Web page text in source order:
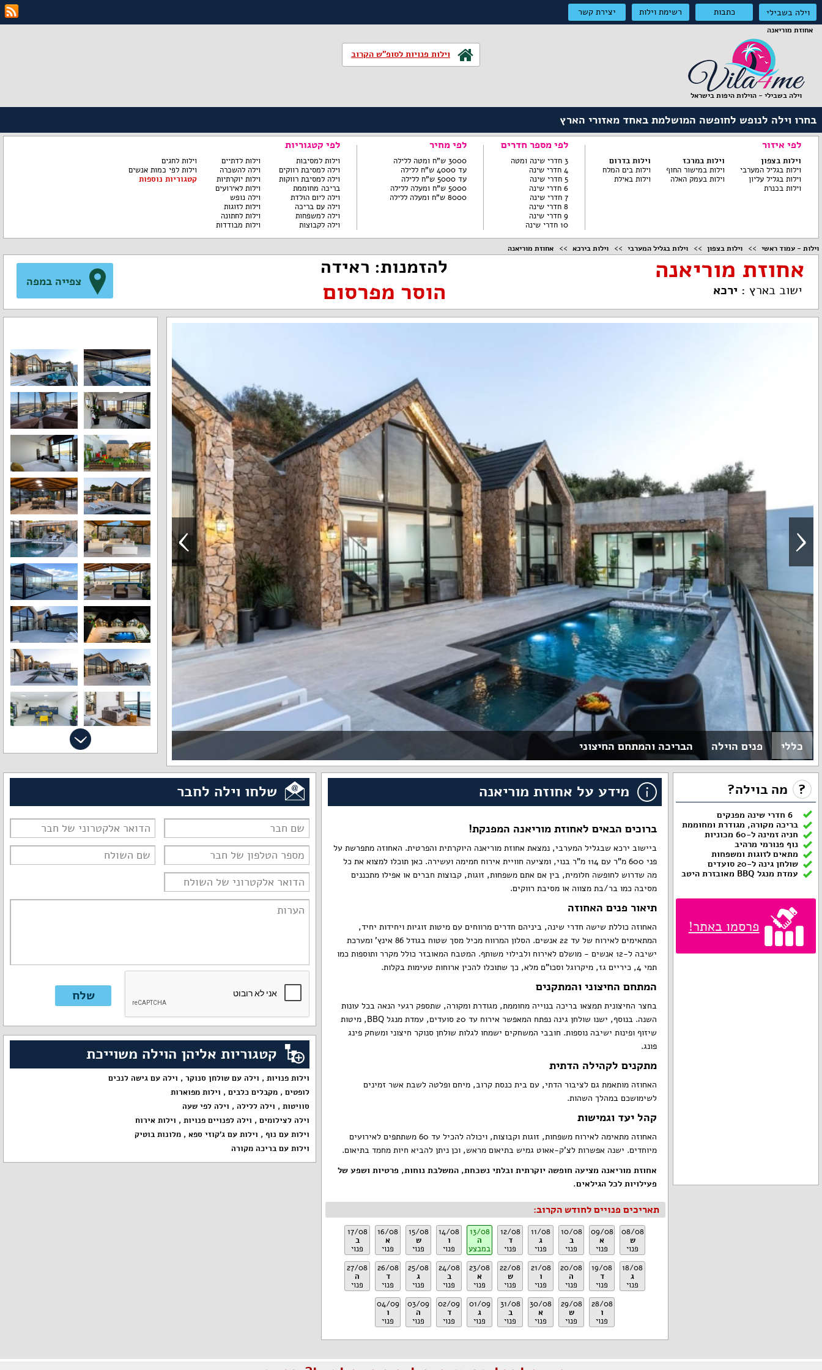
וילה בשבילי כתבות רשימת וילות יצירת קשר
אחוזת מוריאנה
וילות פנויות לסופ"ש הקרוב
וילה בשבילי - הוילות היפות בישראל
בחרו וילה לנופש לחופשה המושלמת באחד מאזורי הארץ
לפי איזור
וילות בצפון
וילות בגליל המערבי
וילות בגליל עליון
וילות בכנרת
וילות במרכז
וילות במישור החוף
וילות בעמק האלה
וילות בדרום
וילות בים המלח
וילות באילת
לפי מספר חדרים
3 חדרי שינה ומטה
4 חדרי שינה
5 חדרי שינה
6 חדרי שינה
7 חדרי שינה
8 חדרי שינה
9 חדרי שינה
10 חדרי שינה
לפי מחיר
3000 ש"ח ומטה ללילה
עד 4000 ש"ח ללילה
עד 5000 ש"ח ללילה
5000 ש"ח ומעלה ללילה
8000 ש"ח ומעלה ללילה
לפי קטגוריות
וילות למסיבות
וילה למסיבת רווקים
וילה למסיבת רווקות
בריכה מחוממת
וילה ליום הולדת
וילה עם בריכה
וילה למשפחות
וילה לקבוצות
וילות לדתיים
וילה להשכרה
וילות יוקרתיות
וילות לאירועים
וילה נופש
וילות לזוגות
וילות לחתונה
וילות מבודדות
וילות לחגים
וילות לפי כמות אנשים
קטגוריות נוספות
וילות - עמוד ראשי וילות בצפון וילות בגליל המערבי וילות בירכא אחוזת מוריאנה
צפייה במפה אחוזת מוריאנה
ישוב בארץ : ירכא
להזמנות: ראידה
הוסר מפרסום
כללי פנים הוילה הבריכה והמתחם החיצוני
? מה בוילה?
6 חדרי שינה מפנקים
בריכה מקורה, מגודרת ומחוממת
חניה זמינה ל-60 מכוניות
נוף פנורמי מרהיב
מתאים לזוגות ומשפחות
שולחן גינה ל-20 סועדים
עמדת מנגל BBQ מאובזרת היטב
פרסמו באתר!
מידע על אחוזת מוריאנה
ברוכים הבאים לאחוזת מוריאנה המפנקת!
ביישוב ירכא שבגליל המערבי, נמצאת אחוזת מוריאנה היוקרתית והפרטית. האחוזה מתפרשת על
פני 600 מ"ר עם 114 מ"ר בנוי, ומציעה חוויית אירוח חמימה ועשירה. כאן תוכלו למצוא את כל
מה שדרוש לחופשה חלומית, בין אם אתם משפחות, זוגות, קבוצות חברים או אפילו מתכננים
מסיבה כמו בר/בת מצווה או מסיבת רווקים.
תיאור פנים האחוזה
האחוזה כוללת שישה חדרי שינה, ביניהם חדרים מרווחים עם מיטות זוגיות ויחידות יחיד,
המתאימים לאירוח של עד 22 אנשים. הסלון המרווח מכיל מסך שטוח בגודל 86 אינץ' ומערכת
ישיבה ל-12 אנשים - מושלם לאירוח ולבילוי משותף. המטבח המאובזר כולל מקרר ותוספות כמו
תמי 4, כיריים גז, מיקרוגל וסכו"ם מלא, כך שתוכלו להכין ארוחות טעימות בקלות.
המתחם החיצוני והמתקנים
בחצר החיצונית תמצאו בריכה בנוייה מחוממת, מגודרת ומקורה, שתספק רגעי הנאה בכל עונות
השנה. בנוסף, ישנו שולחן גינה נפתח המאפשר אירוח עד 20 סועדים, עמדת מנגל BBQ, מיטות
שיזוף ופינות ישיבה נוספות. חובבי המשחקים ישמחו לגלות שולחן סנוקר חיצוני ומשחק פינג
פונג.
מתקנים לקהילה הדתית
האחוזה מותאמת גם לציבור הדתי, עם בית כנסת קרוב, מיחם ופלטה לשבת אשר זמינים
לשימושכם במהלך השהות.
קהל יעד וגמישות
האחוזה מתאימה לאירוח משפחות, זוגות וקבוצות, ויכולה להכיל עד 60 משתתפים לאירועים
מיוחדים. ישנה אפשרות לצ'ק-אאוט גמיש בתיאום מראש, וכן ניתן להביא חיות מחמד בתיאום.
אחוזת מוריאנה מציעה חופשה יוקרתית ובלתי נשכחת, המשלבת נוחות, פרטיות ושפע של
פעילויות לכל הגילאים.
תאריכים פנויים לחודש הקרוב:
08/08
ש
פנוי
09/08
א
פנוי
10/08
ב
פנוי
11/08
ג
פנוי
12/08
ד
פנוי
13/08
ה
במבצע
14/08
ו
פנוי
15/08
ש
פנוי
16/08
א
פנוי
17/08
ב
פנוי
18/08
ג
פנוי
19/08
ד
פנוי
20/08
ה
פנוי
21/08
ו
פנוי
22/08
ש
פנוי
23/08
א
פנוי
24/08
ב
פנוי
25/08
ג
פנוי
26/08
ד
פנוי
27/08
ה
פנוי
28/08
ו
פנוי
29/08
ש
פנוי
30/08
א
פנוי
31/08
ב
פנוי
01/09
ג
פנוי
02/09
ד
פנוי
03/09
ה
פנוי
04/09
ו
פנוי
שלחו וילה לחבר
קטגוריות אליהן הוילה משוייכת
וילות פנויות, וילה עם שולחן סנוקר, וילה עם גישה לנכים
לופטים, מקבלים כלבים, וילות מפוארות
סוויטות, וילה ללילה, וילה לפי שעה
וילה לצילומים, וילה לפנויים פנויות, וילות אירוח
וילות עם נוף, וילות עם ג'קוזי ספא, מלונות בוטיק
וילות עם בריכה מקורה